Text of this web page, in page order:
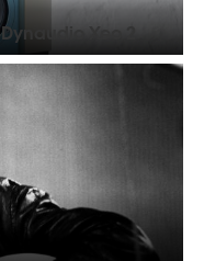
Xeo 2